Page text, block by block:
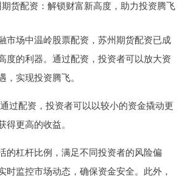
市场中温岭股票配资，苏州期货配资已成
度的利器。通过配资，投资者可以放大资
实现投资腾飞。
过配资，投资者可以以较小的资金撬动更
更高的收益。
的杠杆比例，满足不同投资者的风险偏
时监控市场动态，确保资金安全。此外，